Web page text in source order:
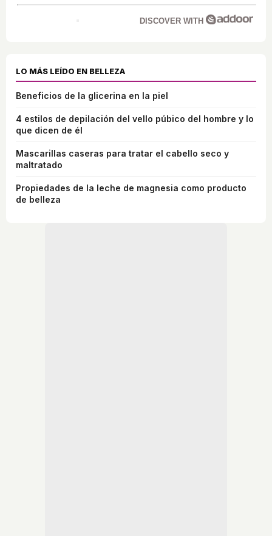
DISCOVER WITH
LO MÁS LEÍDO EN BELLEZA
Beneficios de la glicerina en la piel
4 estilos de depilación del vello púbico del hombre y lo
que dicen de él
Mascarillas caseras para tratar el cabello seco y
maltratado
Propiedades de la leche de magnesia como producto
de belleza